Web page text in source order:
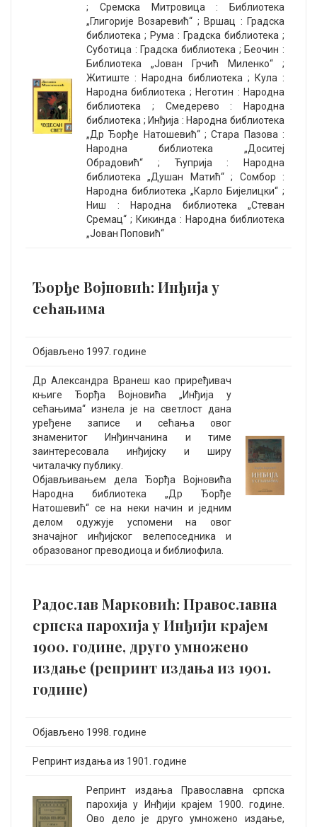
; Сремска Митровица : Библиотека
„Глигорије Возаревић“ ; Вршац : Градска
библиотека ; Рума : Градска библиотека ;
Суботица : Градска библиотека ; Беочин :
Библиотека „Јован Грчић Миленко“ ;
Житиште : Народна библиотека ; Кула :
Народна библиотека ; Неготин : Народна
библиотека ; Смедерево : Народна
библиотека ; Инђија : Народна библиотека
„Др Ђорђе Натошевић“ ; Стара Пазова :
Народна библиотека „Доситеј
Обрадовић“ ; Ћуприја : Народна
библиотека „Душан Матић“ ; Сомбор :
Народна библиотека „Карло Бијелицки“ ;
Ниш : Народна библиотека „Стеван
Сремац“ ; Кикинда : Народна библиотека
„Јован Поповић“
Ђорђе Војновић: Инђија у
сећањима
Објављено 1997. године
Др Александра Вранеш као приређивач
књиге Ђорђа Војновића „Инђија у
сећањима“ изнела је на светлост дана
уређене записе и сећања овог
знаменитог Инђинчанина и тиме
заинтересовала инђијску и ширу
читалачку публику.
Објављивањем дела Ђорђа Војновића
Народна библиотека „Др Ђорђе
Натошевић“ се на неки начин и једним
делом одужује успомени на овог
значајног инђијског велепоседника и
образованог преводиоца и библиофила.
Радослав Марковић: Православна
српска парохија у Инђији крајем
1900. године, друго умножено
издање (репринт издања из 1901.
године)
Објављено 1998. године
Репринт издања из 1901. године
Репринт издања Православна српска
парохија у Инђији крајем 1900. године.
Ово дело је друго умножено издање,